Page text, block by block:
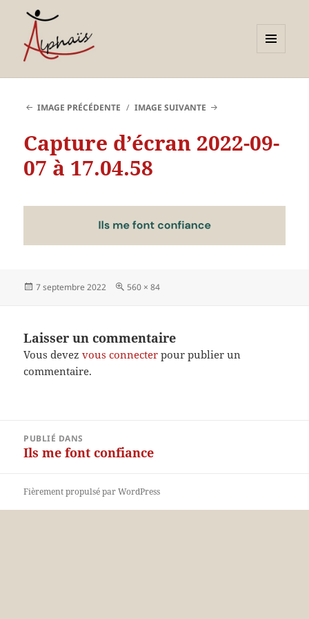
compétences et
orientations adultes et
jeunes
WIDGETS
IMAGE PRÉCÉDENTE IMAGE SUIVANTE
Capture d’écran 2022-09-
07 à 17.04.58
Publié
7 septembre 2022
Taille
560 × 84
Laisser un commentaire
Vous devezvous connecter pour publier un
commentaire.
l’article
PUBLIÉ DANS
Ils me font confiance
Fièrement propulsé par WordPress